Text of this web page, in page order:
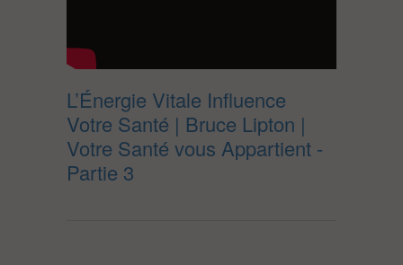
L’Énergie Vitale Influence
Votre Santé | Bruce Lipton |
Votre Santé vous Appartient -
Partie 3